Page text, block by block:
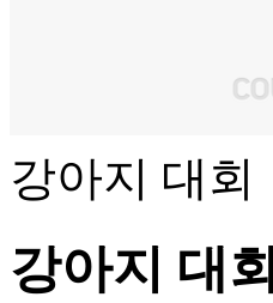
강아지 대회
강아지 대